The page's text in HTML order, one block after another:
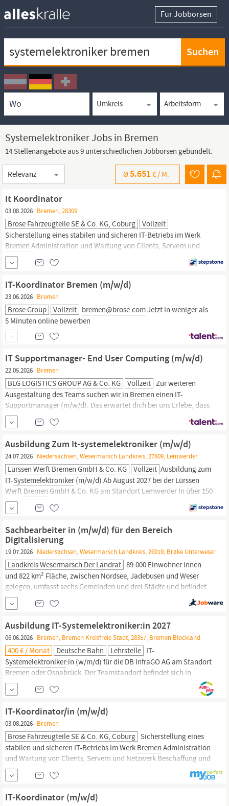
Für Jobbörsen
Ortssuche
Umkreissuche
Arbeitsform
Systemelektroniker Jobs in Bremen
14 Stellenangebote aus 9 unterschiedlichen Jobbörsen gebündelt.
Sortierung
Ø5.651€ / M.
It Koordinator
03.08.2026 Bremen, 28309
Brose Fahrzeugteile SE & Co. KG, Coburg
Vollzeit
Sicherstellung eines stabilen und sicheren IT-Betriebs im Werk
Bremen Administration und Wartung von Clients, Servern und
Netzwerk Beschaffung und Integration von IT-Hardware
Betreuung der Active Directory Umgebung Betrieb der VMware-
Infrastruktur 1st/2nd Level Support sowie Schulung der Anwender
Umsetzung von IT-Sicherheitsmaßnahmen (Updates, Patches,
IT-Koordinator Bremen (m/w/d)
23.06.2026 Bremen
Brose Group Vollzeit bremen@brose.comJetzt in weniger als
5 Minuten online bewerben
IT Supportmanager- End User Computing (m/w/d)
22.05.2026 Bremen
BLG LOGISTICS GROUP AG & Co. KG Vollzeit Zur weiteren
Ausgestaltung des Teams suchen wir in Bremen einen IT-
Supportmanager (m/w/d). Das erwartet dich bei uns Erlebe, dass
sich dein Einstieg bei uns lohnt! Profitiere von den Vorteilen eines
Großunternehmens: Durch mobiles Arbeiten lassen sich Beruf und
Privatleben optimal miteinander vereinbaren. Du willst dich
Ausbildung Zum It-systemelektroniker (m/w/d)
24.07.2026 Niedersachsen, Wesermarsch Landkreis, 27809, Lemwerder
Lürssen Werft Bremen GmbH & Co. KG Vollzeit Ausbildung zum
IT-Systemelektroniker(m/w/d) Ab August 2027 bei der Lürssen
Werft Bremen GmbH & Co. KG am Standort Lemwerder In über 150
Jahren Firmengeschichte hat sich viel verändert, unser
Wertekompass und unsere Leidenschaft für den Schiffbau jedoch
nicht. Seit vier Generationen bleiben wir – auch bei teils
stürmischer See - als...
Sachbearbeiter in (m/w/d) für den Bereich
Digitalisierung
19.07.2026 Niedersachsen, Wesermarsch Landkreis, 26919, Brake Unterweser
Landkreis Wesermarsch Der Landrat 89.000 Einwohner innen
und 822 km² Fläche, zwischen Nordsee, Jadebusen und Weser
gelegen, umfasst sechs Gemeinden und drei Städte und befindet
sich in der Nähe der vier Oberzentren
Bremerhaven,
Oldenburg und Wilhelmshaven. In dieser reizvollen Landschaft
und Bauaufsicht - zum
Ausbildung IT-Systemelektroniker:in 2027
06.06.2026 Bremen, Bremen Kreisfreie Stadt, 28357, Bremen Blockland
400 € / Monat Deutsche Bahn Lehrstelle IT-
Systemelektroniker:in (w/m/d) für die DB InfraGO AG am Standort
Bremen oder Osnabrück. Der Teamstandort befindet sich in
Delmenhorst. Die Berufsschule befindet sich in Oldenburg. Das
erwartet dich in deiner Ausbildung: Aufbau und die
Instandhaltung von unterschiedlichen technischen Anlagen im
Bereich Sicherheit, ITK-Technik und...
IT-Koordinator/in (m/w/d)
03.08.2026 Bremen
Brose Fahrzeugteile SE & Co. KG, Coburg Sicherstellung eines
stabilen und sicheren IT-Betriebs im Werk Bremen Administration
und Wartung von Clients, Servern und Netzwerk Beschaffung und
Integration von IT-Hardware Betreuung der Active Directory
Umgebung Betrieb der VMware-Infrastruktur 1st/2nd Level
Support sowie Schulung der Anwender Umsetzung von IT-
Sicherheitsmaßnahmen (Updates, Patches,
IT-Koordinator (m/w/d)